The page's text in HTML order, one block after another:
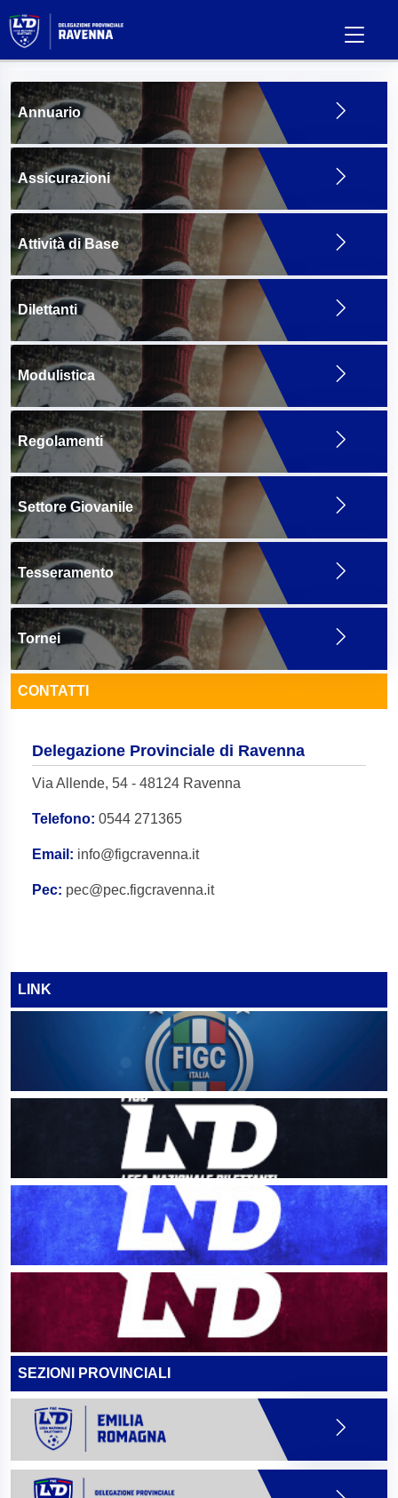
Annuario
Assicurazioni
Attività di Base
Dilettanti
Modulistica
Regolamenti
Settore Giovanile
Tesseramento
Tornei
CONTATTI
Delegazione Provinciale di Ravenna
Via Allende, 54 - 48124 Ravenna
Telefono: 0544 271365
Email: info@figcravenna.it
Pec: pec@pec.figcravenna.it
LINK
SEZIONI PROVINCIALI